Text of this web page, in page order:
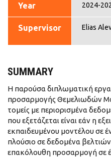
Year 2024-
Supervisor Elias
SUMMARY
Η παρούσα διπλωματική
προσαρμογής Θεμελιωδών
τομείς με περιορισμένα
που εξετάζεται είναι εάν η
εκπαιδευμένου μοντέλου σε
πλούσιο σε δεδομένα
επακόλουθη προσαρμογή σε